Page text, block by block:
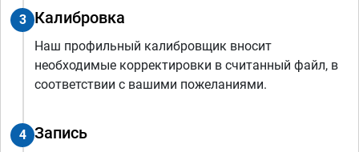
3 Калибровка
Наш профильный калибровщик вносит
необходимые корректировки в считанный файл, в
соответствии с вашими пожеланиями.
4 Запись